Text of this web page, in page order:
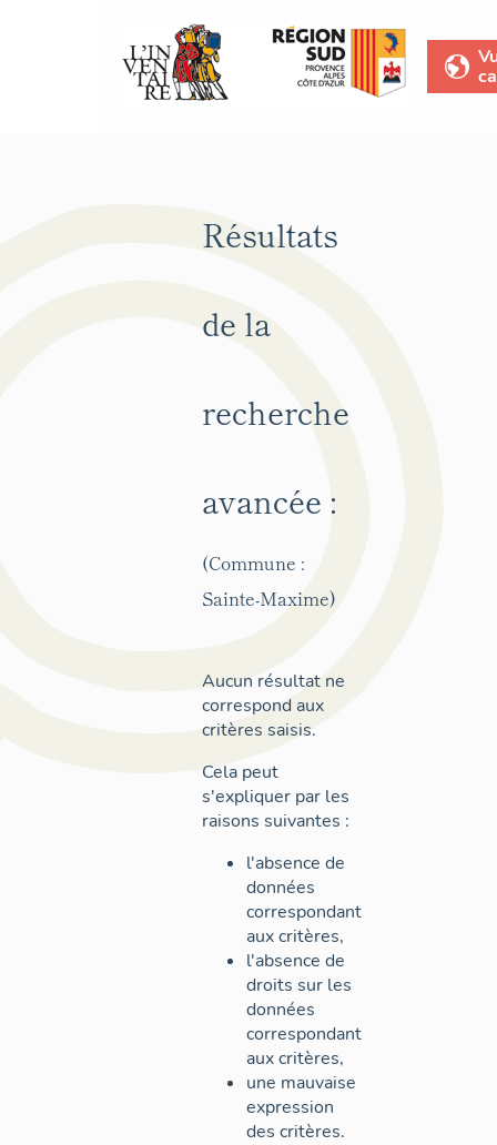
Résultats
de la
recherche
avancée :
(Commune :
Sainte-Maxime)
Aucun résultat ne
correspond aux
critères saisis.
Cela peut
s'expliquer par les
raisons suivantes :
l'absence de
données
correspondant
aux critères,
l'absence de
droits sur les
données
correspondant
aux critères,
une mauvaise
expression
des critères.